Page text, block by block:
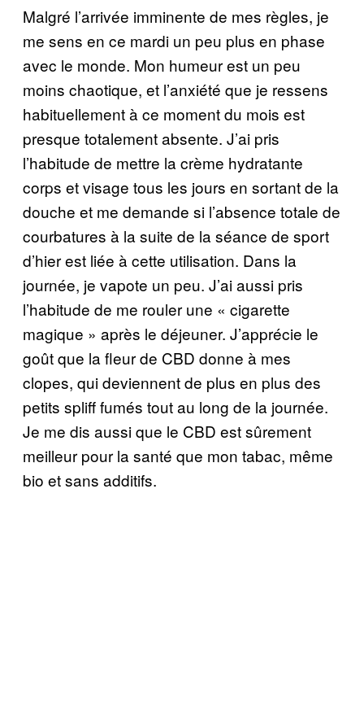
Malgré l’arrivée imminente de mes règles, je
me sens en ce mardi un peu plus en phase
avec le monde. Mon humeur est un peu
moins chaotique, et l’anxiété que je ressens
habituellement à ce moment du mois est
presque totalement absente. J’ai pris
l’habitude de mettre la crème hydratante
corps et visage tous les jours en sortant de la
douche et me demande si l’absence totale de
courbatures à la suite de la séance de sport
d’hier est liée à cette utilisation. Dans la
journée, je vapote un peu. J’ai aussi pris
l’habitude de me rouler une « cigarette
magique » après le déjeuner. J’apprécie le
goût que la fleur de CBD donne à mes
clopes, qui deviennent de plus en plus des
petits spliff fumés tout au long de la journée.
Je me dis aussi que le CBD est sûrement
meilleur pour la santé que mon tabac, même
bio et sans additifs.